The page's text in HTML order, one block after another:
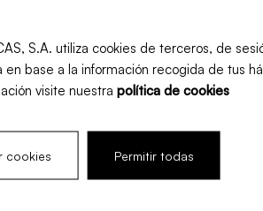
Retail
S.A. utiliza cookies de terceros, de
base a la información recogida de tus
visite nuestra política de cookies
cookies Permitir todas